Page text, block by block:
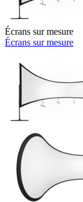
Écrans sur mesure
Écrans sur mesure